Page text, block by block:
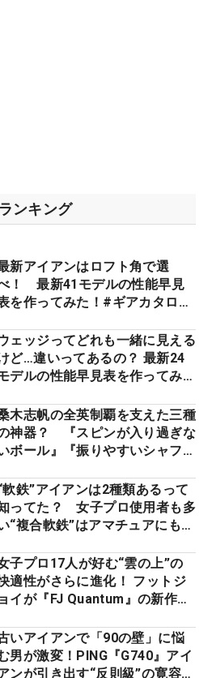
ンキング
新アイアンはロフト角で選
！ 最新41モデルの性能早見
を作ってみた！#ギアカタログ
ェッジってどれも一緒に見える
ど…違いってあるの？ 最新24
デルの性能早見表を作ってみ
木志帆の全英制覇を支えた三種
神器？ 『スピンが入り過ぎな
ボール』『振りやすいシャフ
』 #女子プロセッティング
軟鉄”アイアンは2種類あるって
ってた？ 女子プロ使用者も多
“複合軟鉄”はアマチュアにもオ
子プロ17人が好む“雲の上”の
適性がさらに進化！ フットジ
ョイが『FJ Quantum』の新作を
いアイアンで「90の壁」に悩
男が激変！PING『G740』アイ
ンが引き出す“反則級”の寛容性